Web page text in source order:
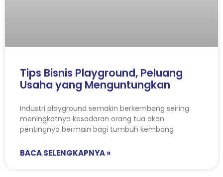
Tips Bisnis Playground, Peluang
Usaha yang Menguntungkan
Industri playground semakin berkembang seiring
meningkatnya kesadaran orang tua akan
pentingnya bermain bagi tumbuh kembang
BACA SELENGKAPNYA »